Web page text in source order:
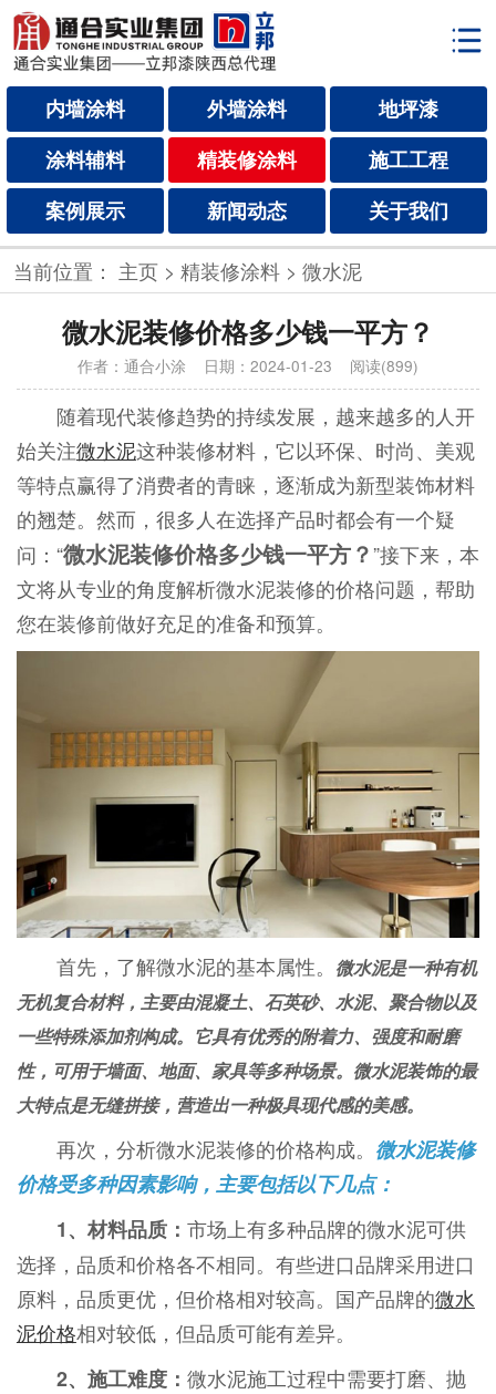
内墙涂料 外墙涂料
地坪漆
涂料辅料
精装修涂料
施工工程
案例展示
新闻动态 关于我们
当前位置： 主页> 精装修涂料> 微水泥
微水泥装修价格多少钱一平方？
作者：通合小涂 日期：2024-01-23 阅读(899)
随着现代装修趋势的持续发展，越来越多的人开
始关注微水泥这种装修材料，它以环保、时尚、美观
等特点赢得了消费者的青睐，逐渐成为新型装饰材料
的翘楚。然而，很多人在选择产品时都会有一个疑
问：“微水泥装修价格多少钱一平方？”接下来，本
文将从专业的角度解析微水泥装修的价格问题，帮助
您在装修前做好充足的准备和预算。
首先，了解微水泥的基本属性。
微水泥是一种有机
无机复合材料，主要由混凝土、石英砂、水泥、聚合物以及
一些特殊添加剂构成。它具有优秀的附着力、强度和耐磨
性，可用于墙面、地面、家具等多种场景。微水泥装饰的最
大特点是无缝拼接，营造出一种极具现代感的美感。
再次，分析微水泥装修的价格构成。 微水泥装修
价格受多种因素影响，主要包括以下几点：
1、材料品质： 市场上有多种品牌的微水泥可供
选择，品质和价格各不相同。有些进口品牌采用进口
原料，品质更优，但价格相对较高。国产品牌的微水
泥价格相对较低，但品质可能有差异。
2、施工难度： 微水泥施工过程中需要打磨、抛